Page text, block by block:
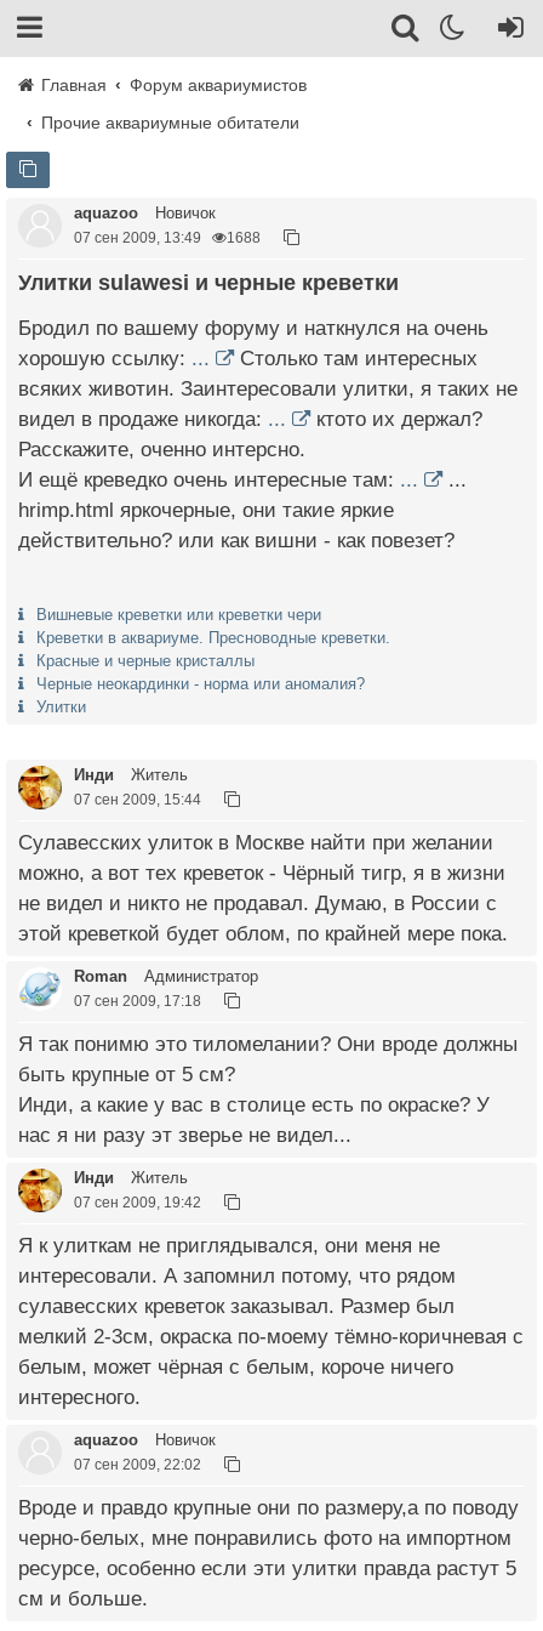
Главная
Форум аквариумистов
Прочие аквариумные обитатели
aquazoo Новичок
07 сен 2009, 13:49 1688
Улитки sulawesi и черные креветки
Бродил по вашему форуму и наткнулся на очень
хорошую ссылку: ...
Столько там интересных
всяких животин. Заинтересовали улитки, я таких не
видел в продаже никогда: ...
ктото их держал?
Расскажите, оченно интерсно.
И ещё креведко очень интересные там: ...
...
hrimp.html яркочерные, они такие яркие
действительно? или как вишни - как повезет?
Вишневые креветки или креветки чери
Креветки в аквариуме. Пресноводные креветки.
Красные и черные кристаллы
Черные неокардинки - норма или аномалия?
Улитки
Инди Житель
07 сен 2009, 15:44
Сулавесских улиток в Москве найти при желании
можно, а вот тех креветок - Чёрный тигр, я в жизни
не видел и никто не продавал. Думаю, в России с
этой креветкой будет облом, по крайней мере пока.
Roman Администратор
07 сен 2009, 17:18
Я так понимю это тиломелании? Они вроде должны
быть крупные от 5 см?
Инди, а какие у вас в столице есть по окраске? У
нас я ни разу эт зверье не видел...
Инди Житель
07 сен 2009, 19:42
Я к улиткам не приглядывался, они меня не
интересовали. А запомнил потому, что рядом
сулавесских креветок заказывал. Размер был
мелкий 2-3см, окраска по-моему тёмно-коричневая с
белым, может чёрная с белым, короче ничего
интересного.
aquazoo Новичок
07 сен 2009, 22:02
Вроде и правдо крупные они по размеру,а по поводу
черно-белых, мне понравились фото на импортном
ресурсе, особенно если эти улитки правда растут 5
см и больше.